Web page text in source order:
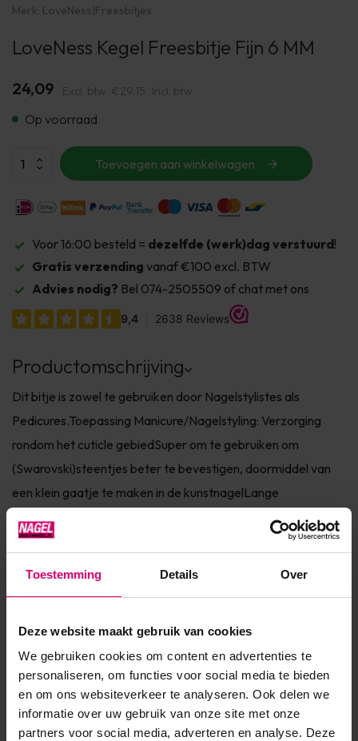
Toestemming Details Over
Deze website maakt gebruik van cookies
We gebruiken cookies om content en advertenties te
personaliseren, om functies voor social media te bieden
en om ons websiteverkeer te analyseren. Ook delen we
informatie over uw gebruik van onze site met onze
partners voor social media, adverteren en analyse. Deze
Merk: LoveNess|Freesbitjes
LoveNess Kegel Freesbitje Fijn 6 MM
24,09 Excl. btw €29,15 Incl. btw
Op voorraad
Toevoegen aan winkelwagen
Voor 16:00 besteld = dezelfde (werk)dag verstuurd!
Gratis verzending vanaf €100 excl. BTW
Advies nodig? Bel 074-2505509 of chat met ons
Productomschrijving
Dit bitje is zowel te gebruiken door Nagelstylistes als
Pedicures.Toepassing Manicure/Nagelstyling: Verzorging
rondom het cuticle gebiedSuper om te gebruiken om
(Swarovski)steentjes beter te bevestigen, doormiddel van
een klein gaatje te maken in de kunstnagelLange
levensduurGeen warmte ontwikkelingMax. 40.000
toerenDoor de fijne vertanding is dit...
Toon meer
Product specificaties
Artikelnummer 46792
SKU 594129